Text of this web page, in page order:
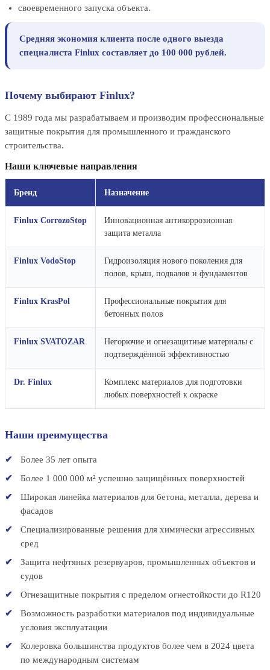
своевременного запуска объекта.
Средняя экономия клиента после одного выезда
специалиста Finlux составляет до 100 000 рублей.
Почему выбирают Finlux?
С 1989 года мы разрабатываем и производим профессиональные
защитные покрытия для промышленного и гражданского
строительства.
Наши ключевые направления
Бренд Назначение
Finlux CorrozoStop
Инновационная антикоррозионная
защита металла
Finlux VodoStop
Гидроизоляция нового поколения для
полов, крыш, подвалов и фундаментов
Finlux KrasPol
Профессиональные покрытия для
бетонных полов
Finlux SVATOZAR
Негорючие и огнезащитные материалы с
подтверждённой эффективностью
Dr. Finlux
Комплекс материалов для подготовки
любых поверхностей к окраске
Наши преимущества
Более 35 лет опыта
Более 1 000 000 м² успешно защищённых поверхностей
Широкая линейка материалов для бетона, металла, дерева и
фасадов
Специализированные решения для химически агрессивных
сред
Защита нефтяных резервуаров, промышленных объектов и
судов
Огнезащитные покрытия с пределом огнестойкости до R120
Возможность разработки материалов под индивидуальные
условия эксплуатации
Колеровка большинства продуктов более чем в 2024 цвета
по международным системам